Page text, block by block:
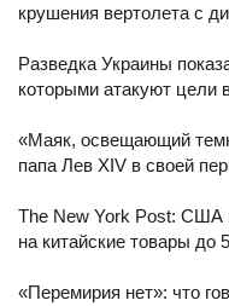
крушения вертолета с
Разведка Украины
которыми атакуют цели
«Маяк, освещающий
папа Лев XIV в своей
The New York Post: США
на китайские товары
«Перемирия нет»: что